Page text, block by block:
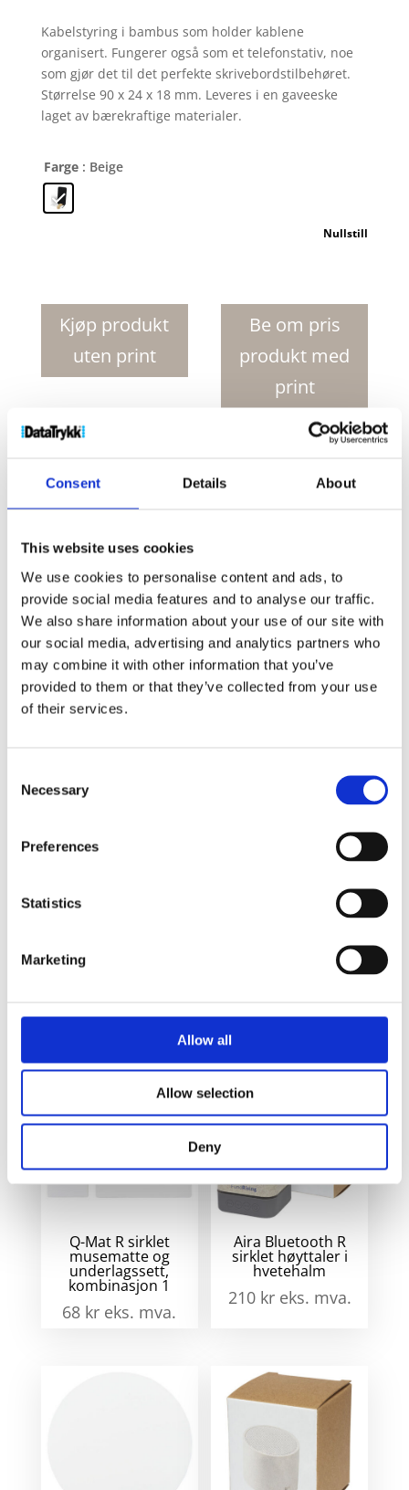
Consent Details About
This website uses cookies
We use cookies to personalise content and ads, to
provide social media features and to analyse our traffic.
We also share information about your use of our site with
our social media, advertising and analytics partners who
may combine it with other information that you’ve
provided to them or that they’ve collected from your use
of their services.
Selection
Necessary
Preferences
Statistics
Marketing
Allow all
Allow selection
Deny
Kabelstyring i bambus som holder kablene
organisert. Fungerer også som et telefonstativ, noe
som gjør det til det perfekte skrivebordstilbehøret.
Størrelse 90 x 24 x 18 mm. Leveres i en gaveeske
laget av bærekraftige materialer.
Farge : Beige
Nullstill
bambus
antall
Kjøp produkt
uten print
Be om pris
produkt med
print
Produktnr:
Telefon
Concept,kabel Organisator,skrivebord styring,
tilbehør
Kjøp produkt uten print
Ekstra informasjon
Send forespørsel om produkt med print
På lager
i bambus -
lager
Q-Mat R sirklet
musematte og
underlagssett,
kombinasjon 1
68 kr eks. mva.
Aira Bluetooth R
sirklet høyttaler i
hvetehalm
210 kr eks. mva.